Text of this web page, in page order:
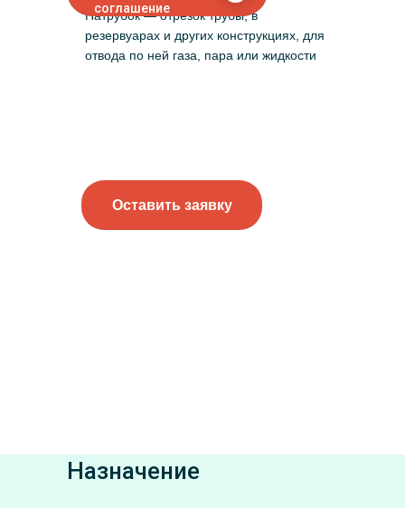
соглашение
Патрубок — отрезок трубы, в
резервуарах и других конструкциях, для
отвода по ней газа, пара или жидкости
Оставить заявку
Назначение